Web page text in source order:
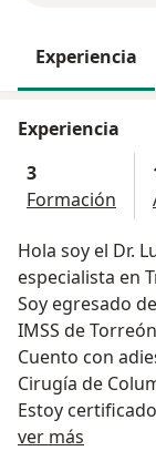
Experiencia
Experiencia
3
Formación
Hola soy el Dr.
especialista en
Soy egresado
IMSS de
Cuento con
Cirugía de
Estoy
Ortopedia y
ver más